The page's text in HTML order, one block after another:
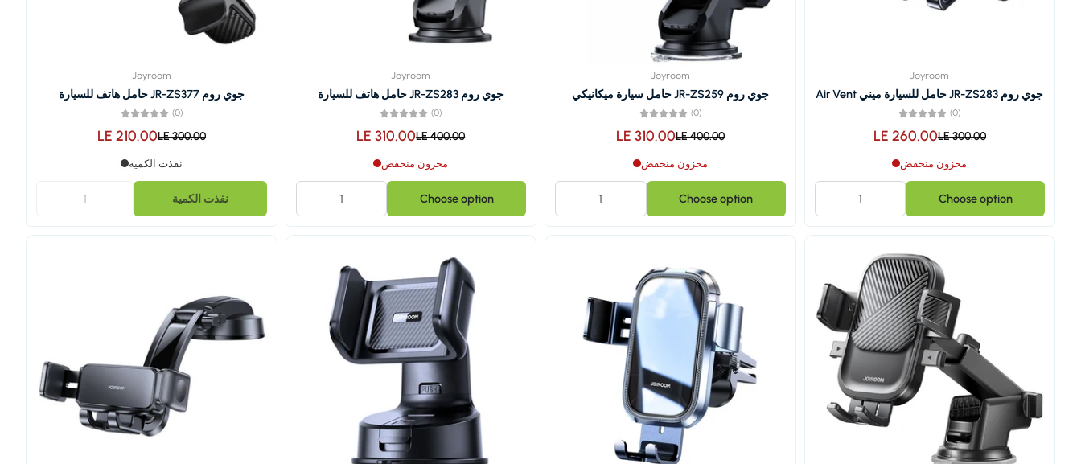
السعر، من الأعلى إلى الأقل
التاريخ، من الأقدم إلى الأحدث
تاريخ، من الأحدث إلى الأقدم Joyroom
جوي روم JR-ZS283 حامل للسيارة ميني Air Vent
(0)
LE 260.00LE 300.00
مخزون منخفض
Choose option
Joyroom
جوي روم JR-ZS259 حامل سيارة ميكانيكي
(0)
LE 310.00LE 400.00
مخزون منخفض
Choose option
Joyroom
جوي روم JR-ZS283 حامل هاتف للسيارة
(0)
LE 310.00LE 400.00
مخزون منخفض
Choose option
Joyroom
جوي روم JR-ZS377 حامل هاتف للسيارة
(0)
LE 210.00LE 300.00
نفذت الكمية
نفذت الكمية